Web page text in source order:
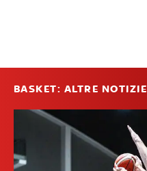
BASKET: ALTRE NOTIZIE